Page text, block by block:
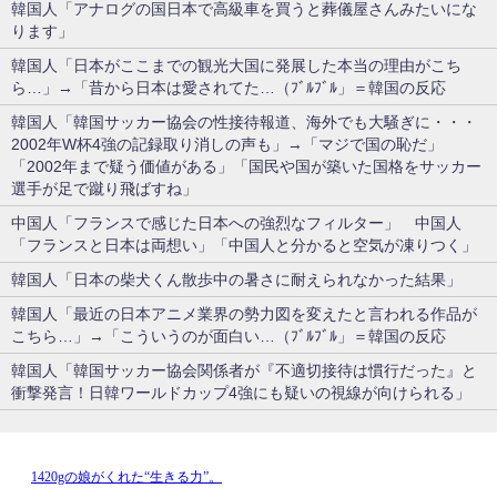
韓国人「アナログの国日本で高級車を買うと葬儀屋さんみたいにな
ります」
韓国人「日本がここまでの観光大国に発展した本当の理由がこち
ら…」→「昔から日本は愛されてた…（ﾌﾞﾙﾌﾞﾙ」＝韓国の反応
韓国人「韓国サッカー協会の性接待報道、海外でも大騒ぎに・・・
2002年W杯4強の記録取り消しの声も」→「マジで国の恥だ」
「2002年まで疑う価値がある」「国民や国が築いた国格をサッカー
選手が足で蹴り飛ばすね」
中国人「フランスで感じた日本への強烈なフィルター」 中国人
「フランスと日本は両想い」「中国人と分かると空気が凍りつく」
韓国人「日本の柴犬くん散歩中の暑さに耐えられなかった結果」
韓国人「最近の日本アニメ業界の勢力図を変えたと言われる作品が
こちら…」→「こういうのが面白い…（ﾌﾞﾙﾌﾞﾙ」＝韓国の反応
韓国人「韓国サッカー協会関係者が『不適切接待は慣行だった』と
衝撃発言！日韓ワールドカップ4強にも疑いの視線が向けられる」